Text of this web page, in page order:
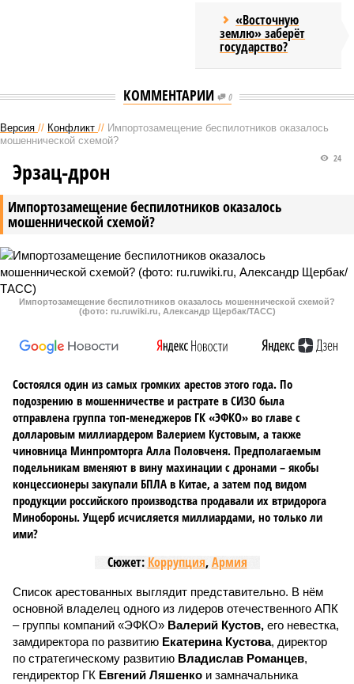
«Восточную
землю» заберёт
государство?
КОММЕНТАРИИ 0
Версия // Конфликт // Импортозамещение беспилотников оказалось
мошеннической схемой?
Импортозамещение беспилотников оказалось
мошеннической схемой?
24
Эрзац-дрон
Импортозамещение беспилотников оказалось мошеннической схемой?
(фото: ru.ruwiki.ru, Александр Щербак/ТАСС)
Состоялся один из самых громких арестов этого года. По
подозрению в мошенничестве и растрате в СИЗО была
отправлена группа топ-менеджеров ГК «ЭФКО» во главе с
долларовым миллиардером Валерием Кустовым, а также
чиновница Минпромторга Алла Половченя. Предполагаемым
подельникам вменяют в вину махинации с дронами – якобы
концессионеры закупали БПЛА в Китае, а затем под видом
продукции российского производства продавали их втридорога
Минобороны. Ущерб исчисляется миллиардами, но только ли
ими?
Сюжет: Коррупция,Армия
Список арестованных выглядит представительно. В нём
основной владелец одного из лидеров отечественного АПК
– группы компаний «ЭФКО» Валерий Кустов, его невестка,
замдиректора по развитию Екатерина Кустова, директор
по стратегическому развитию Владислав Романцев,
гендиректор ГК Евгений Ляшенко и замначальника